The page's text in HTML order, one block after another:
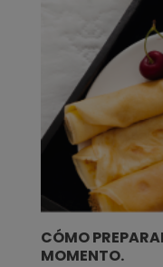
CÓMO
MOMENTO.